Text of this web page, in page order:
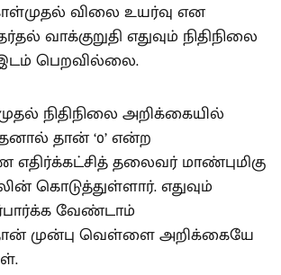
விலை உயர்வு என
வாக்குறுதி எதுவும் நிதிநிலை
பெறவில்லை.
நிதிநிலை அறிக்கையில்
தான் ‘0’ என்ற
தலைவர் மாண்புமிகு
கொடுத்துள்ளார். எதுவும்
வேண்டாம்
முன்பு வெள்ளை அறிக்கையே